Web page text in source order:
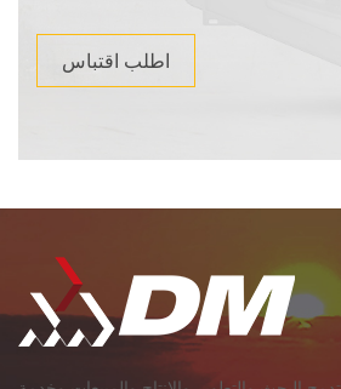
اطلب اقتباس